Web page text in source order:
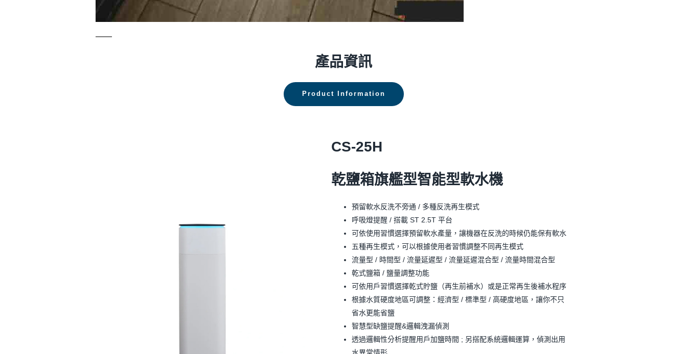
產品資訊
Product Information
CS-25H
乾鹽箱旗艦型智能型軟水機
預留軟水反洗不旁通 / 多種反洗再生模式
呼吸燈提醒 / 搭載 ST 2.5T 平台
可依使用習慣選擇預留軟水產量，讓機器在反洗的時候仍能保有軟水
五種再生模式，可以根據使用者習慣調整不同再生模式
流量型 / 時間型 / 流量延遲型 / 流量延遲混合型 / 流量時間混合型
乾式鹽箱 / 鹽量調整功能
可依用戶習慣選擇乾式貯鹽（再生前補水）或是正常再生後補水程序
根據水質硬度地區可調整：經濟型 / 標準型 / 高硬度地區，讓你不只
省水更能省鹽
智慧型缺鹽提醒&邏輯洩漏偵測
透過邏輯性分析提醒用戶加鹽時間 ; 另搭配系統邏輯運算，偵測出用